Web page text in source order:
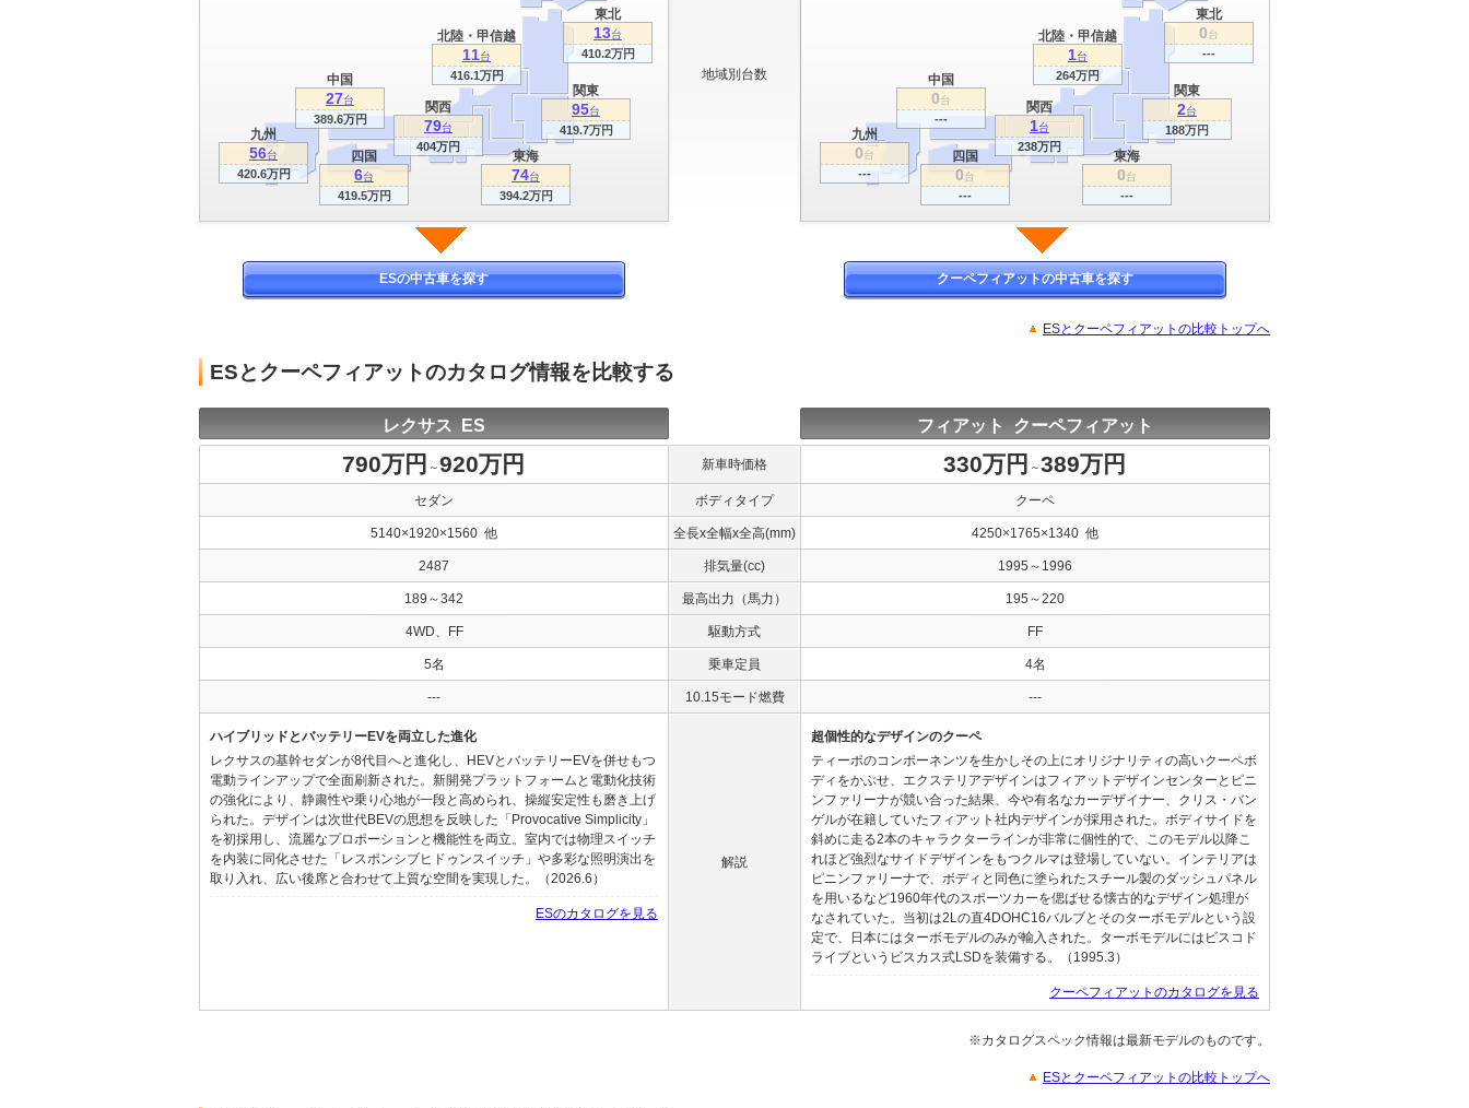
関東
95台
419.7万円
関西
79台
404万円
東海
74台
394.2万円
九州
56台
420.6万円
東北
13台
410.2万円
北陸・甲信越
11台
416.1万円
中国
27台
389.6万円
四国
6台
419.5万円
地域別台数
関東
2台
188万円
関西
1台
238万円
東海
0台
---
九州
0台
---
東北
0台
---
北陸・甲信越
1台
264万円
中国
0台
---
四国
0台
---
ESの中古車を探す クーペフィアットの中古車を探す
ESとクーペフィアットの比較トップへ
ESとクーペフィアットのカタログ情報を比較する
レクサス ES フィアット クーペフィアット
790万円 ～920万円 新車時価格 330万円 ～389万円
セダン ボディタイプ クーペ
5140×1920×1560 他 全長x全幅x全高(mm) 4250×1765×1340 他
2487 排気量(cc) 1995～1996
189～342 最高出力（馬力） 195～220
4WD、FF 駆動方式 FF
5名 乗車定員 4名
--- 10.15モード燃費 ---
ハイブリッドとバッテリーEVを両立した進化
レクサスの基幹セダンが8代目へと進化し、HEVとバッテリーEVを併せもつ
電動ラインアップで全面刷新された。新開発プラットフォームと電動化技術
の強化により、静粛性や乗り心地が一段と高められ、操縦安定性も磨き上げ
られた。デザインは次世代BEVの思想を反映した「Provocative Simplicity」
を初採用し、流麗なプロポーションと機能性を両立。室内では物理スイッチ
を内装に同化させた「レスポンシブヒドゥンスイッチ」や多彩な照明演出を
取り入れ、広い後席と合わせて上質な空間を実現した。（2026.6）
ESのカタログを見る
解説
超個性的なデザインのクーペ
ティーポのコンポーネンツを生かしその上にオリジナリティの高いクーペボ
ディをかぶせ、エクステリアデザインはフィアットデザインセンターとピニ
ンファリーナが競い合った結果、今や有名なカーデザイナー、クリス・バン
ゲルが在籍していたフィアット社内デザインが採用された。ボディサイドを
斜めに走る2本のキャラクターラインが非常に個性的で、このモデル以降こ
れほど強烈なサイドデザインをもつクルマは登場していない。インテリアは
ピニンファリーナで、ボディと同色に塗られたスチール製のダッシュパネル
を用いるなど1960年代のスポーツカーを偲ばせる懐古的なデザイン処理が
なされていた。当初は2Lの直4DOHC16バルブとそのターボモデルという設
定で、日本にはターボモデルのみが輸入された。ターボモデルにはビスコド
ライブというビスカス式LSDを装備する。（1995.3）
クーペフィアットのカタログを見る
※カタログスペック情報は最新モデルのものです。
ESとクーペフィアットの比較トップへ